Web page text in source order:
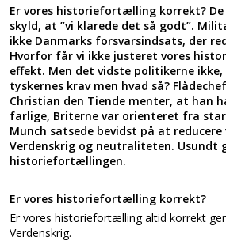
Er vores historiefortælling korrekt?
skyld, at ”vi klarede det så godt”.
ikke Danmarks forsvarsindsats, der
Hvorfor får vi ikke justeret vores
effekt. Men det vidste politikerne
tyskernes krav men hvad så?
Christian den Tiende menter, at han
farlige, Briterne var orienteret fra
Munch satsede bevidst på at
Verdenskrig og neutraliteten.
historiefortællingen.
Er vores historiefortælling korrekt?
Er vores historiefortælling altid korrekt
Verdenskrig.